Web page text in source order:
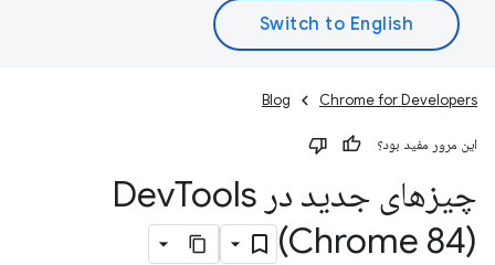
Chrome for Developers
Blog
این مرور مفید بود؟
چیزهای جدید در Dev Tools
(Chrome 84)